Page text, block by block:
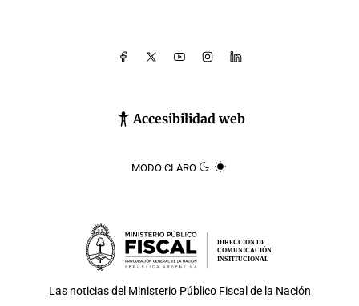
Accesibilidad web
MODO CLARO
DIRECCIÓN DE
COMUNICACIÓN
INSTITUCIONAL
Las noticias del Ministerio Público Fiscal de la Nación